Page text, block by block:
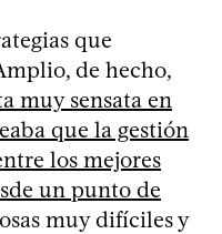
que
de hecho,
muy sensata en
que la gestión
los mejores
un punto de
muy difíciles y